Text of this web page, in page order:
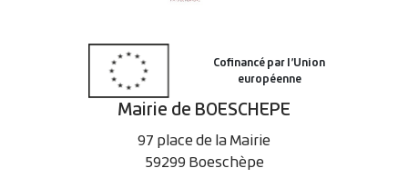
Mairie de BOESCHEPE
97 place de la Mairie
59299 Boeschèpe